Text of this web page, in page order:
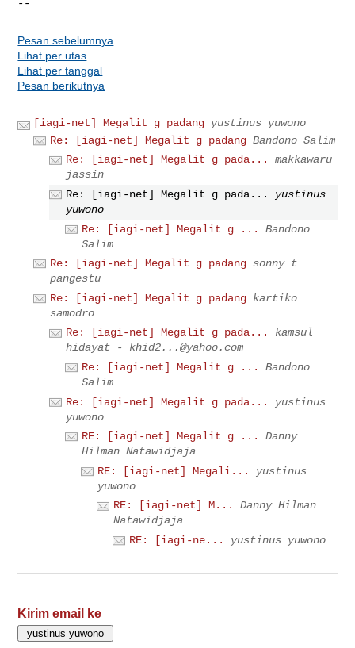
--
Pesan sebelumnya
Lihat per utas
Lihat per tanggal
Pesan berikutnya
[iagi-net] Megalit g padang yustinus yuwono
Re: [iagi-net] Megalit g padang Bandono Salim
Re: [iagi-net] Megalit g pada...
makkawaru
jassin
Re: [iagi-net] Megalit g pada...
yustinus
yuwono
Re: [iagi-net] Megalit g ...
Bandono
Salim
Re: [iagi-net] Megalit g padang sonny t
pangestu
Re: [iagi-net] Megalit g padang kartiko
samodro
Re: [iagi-net] Megalit g pada...
kamsul
hidayat - khid2...@yahoo.com
Re: [iagi-net] Megalit g ...
Bandono
Salim
Re: [iagi-net] Megalit g pada...
yustinus
yuwono
RE: [iagi-net] Megalit g ...
Danny
Hilman Natawidjaja
RE: [iagi-net] Megali...
yustinus
yuwono
RE: [iagi-net] M...
Danny Hilman
Natawidjaja
RE: [iagi-ne...
yustinus yuwono
Kirim email ke